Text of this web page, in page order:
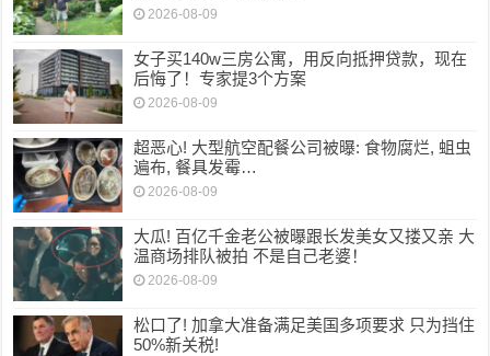
2026-08-09
女子买140w三房公寓，用反向抵押贷款，现在
后悔了！专家提3个方案
2026-08-09
超恶心! 大型航空配餐公司被曝: 食物腐烂, 蛆虫
遍布, 餐具发霉…
2026-08-09
大瓜! 百亿千金老公被曝跟长发美女又搂又亲 大
温商场排队被拍 不是自己老婆！
2026-08-09
松口了! 加拿大准备满足美国多项要求 只为挡住
50%新关税!